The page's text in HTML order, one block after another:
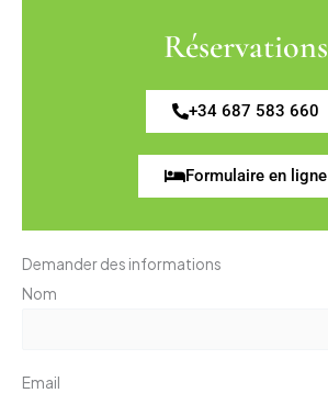
Réservations
+34 687 583 660
Formulaire en ligne
Demander des informations
Nom
Email